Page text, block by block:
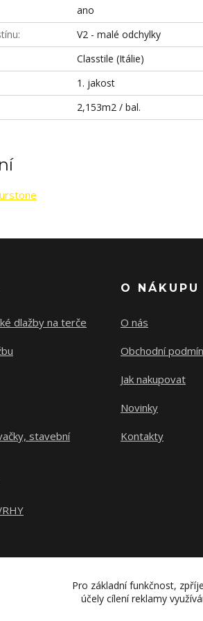
ano
V2 - malé odchylky
Classtile (Itálie)
1. jakost
2,153m2 / bal.
dlažby na terče
stavební
O NÁKUPU
O nás
Obchodní
Jak nakupovat
Novinky
Kontakty
Pro základní funkčnost,
účely cílení reklamy